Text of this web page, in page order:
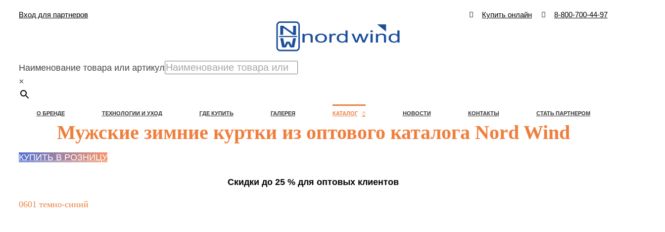
×
Вход для партнеров Купить онлайн 8-800-700-44-97
Наименование товара или артикул
×
О БРЕНДЕ ТЕХНОЛОГИИ И УХОД ГДЕ КУПИТЬ ГАЛЕРЕЯ КАТАЛОГ НОВОСТИ КОНТАКТЫ СТАТЬ ПАРТНЕРОМ
Мужские зимние куртки из оптового каталога Nord Wind
КУПИТЬ В РОЗНИЦУ
Скидки до 25 % для оптовых клиентов
0601 темно-синий